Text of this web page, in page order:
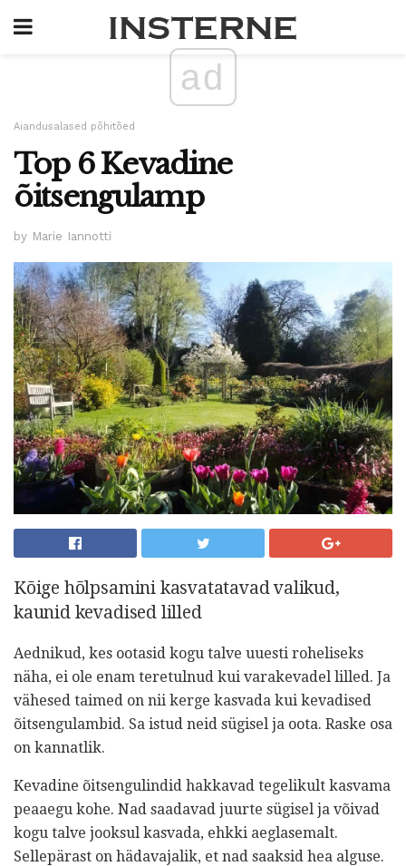
ad
Aiandusalased põhitõed
Top 6 Kevadine
õitsengulamp
by Marie Iannotti
Kõige hõlpsamini kasvatatavad valikud,
kaunid kevadised lilled
Aednikud, kes ootasid kogu talve uuesti roheliseks
näha, ei ole enam teretulnud kui varakevadel lilled. Ja
vähesed taimed on nii kerge kasvada kui kevadised
õitsengulambid. Sa istud neid sügisel ja oota. Raske osa
on kannatlik.
Kevadine õitsengulindid hakkavad tegelikult kasvama
peaaegu kohe. Nad saadavad juurte sügisel ja võivad
kogu talve jooksul kasvada, ehkki aeglasemalt.
Sellepärast on hädavajalik, et nad saaksid hea alguse.